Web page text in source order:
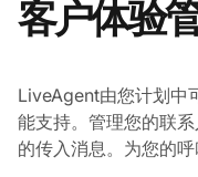
客户体验
LiveAgent由您计划中
能支持。管理您的联
的传入消息。为您的呼